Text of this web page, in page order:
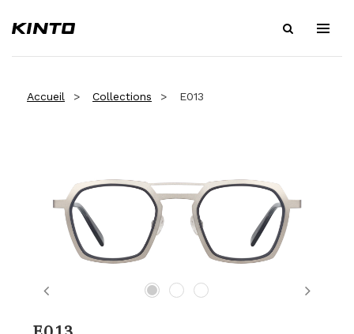
Accueil Collections E013
Previous Next